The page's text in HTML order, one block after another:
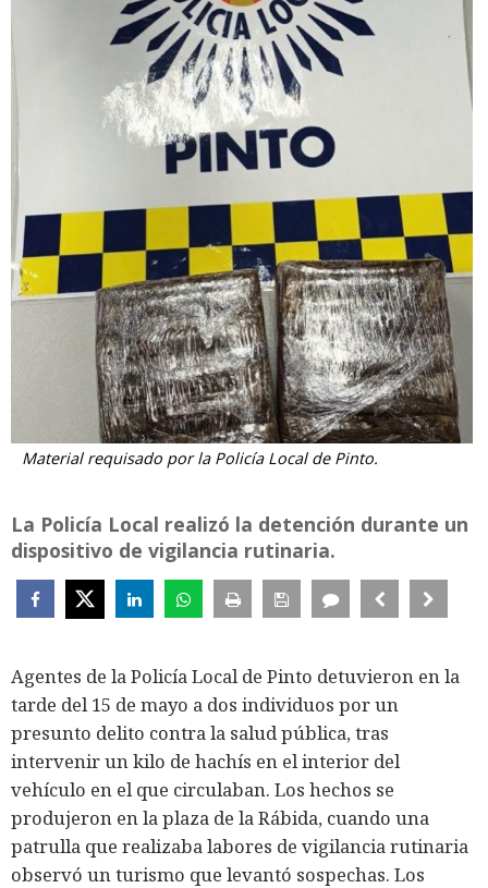
Material requisado por la Policía Local de Pinto.
La Policía Local realizó la detención durante un
dispositivo de vigilancia rutinaria.
Agentes de la Policía Local de Pinto detuvieron en la
tarde del 15 de mayo a dos individuos por un
presunto delito contra la salud pública, tras
intervenir un kilo de hachís en el interior del
vehículo en el que circulaban. Los hechos se
produjeron en la plaza de la Rábida, cuando una
patrulla que realizaba labores de vigilancia rutinaria
observó un turismo que levantó sospechas. Los